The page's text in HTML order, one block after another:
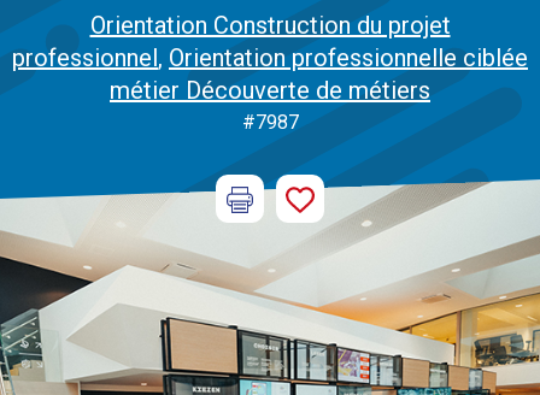
Orientation Construction du projet
professionnel, Orientation professionnelle ciblée
métier Découverte de métiers
#7987